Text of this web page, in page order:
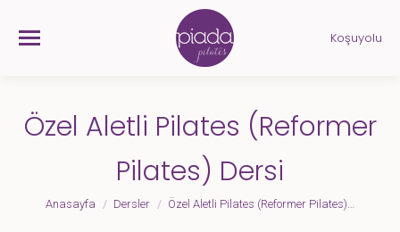
Koşuyolu
Özel Aletli Pilates (Reformer
Pilates) Dersi
You are here:
Anasayfa Dersler Özel Aletli Pilates (Reformer Pilates)…